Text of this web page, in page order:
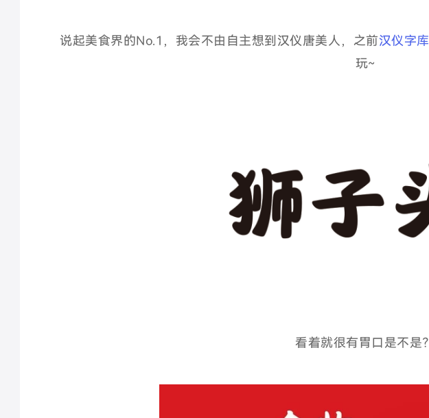
说起美食界的No.1，我会不由自主想到汉仪唐美人，之前汉仪字库
玩~
看着就很有胃口是不是？